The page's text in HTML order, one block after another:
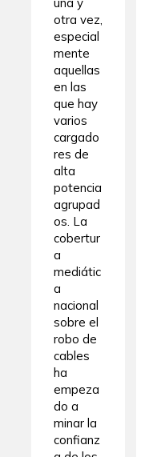
otra vez,
especial
mente
aquellas
en las
que hay
varios
cargado
res de
alta
potencia
agrupad
os. La
cobertur
a
mediátic
a
nacional
sobre el
robo de
cables
ha
empeza
do a
minar la
confianz